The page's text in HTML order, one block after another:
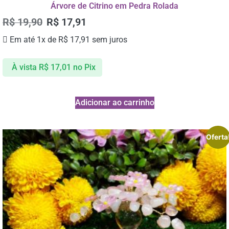
Árvore de Citrino em Pedra Rolada
R$19,90 R$ 17,91
Em até 1x de R$ 17,91 sem juros
À vista R$17,01 no Pix
Adicionar ao carrinho